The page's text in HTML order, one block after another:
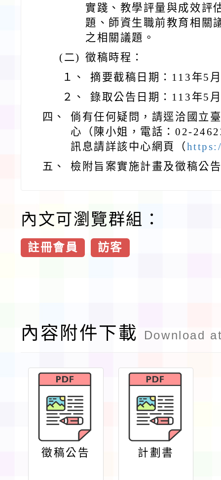
實踐、教學評量與成效評
題、師資生職前教育相關
之相關議題。
(二) 徵稿時程：
１、
摘要截稿日期：113年5
２、
錄取公告日期：113年5
四、
倘有任何疑問，請逕洽國立
心（陳小姐，電話：02-
訊息請詳該中心網頁（
五、
檢附旨案實施計畫及徵稿公
內文可瀏覽群組：
註冊會員 訪客
內容附件下載 Download
徵稿公告 計劃書